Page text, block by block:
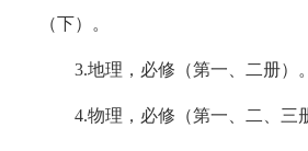
（下）。
3.地理，必修（第一、二册）。
4.物理，必修（第一、二、三